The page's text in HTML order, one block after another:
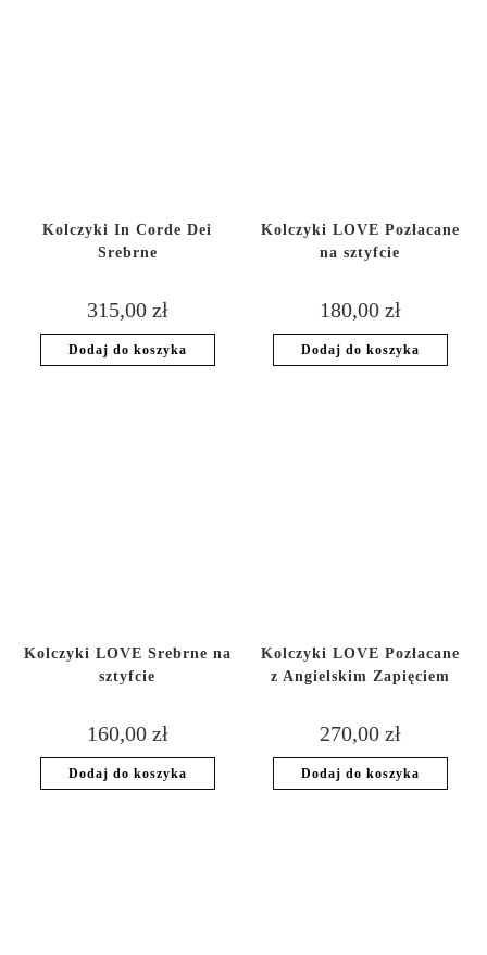
Kolczyki In Corde Dei
Srebrne
315,00 zł
Dodaj do koszyka
Kolczyki LOVE Pozłacane
na sztyfcie
180,00 zł
Dodaj do koszyka
Kolczyki LOVE Srebrne na
sztyfcie
160,00 zł
Dodaj do koszyka
Kolczyki LOVE Pozłacane
z Angielskim Zapięciem
270,00 zł
Dodaj do koszyka